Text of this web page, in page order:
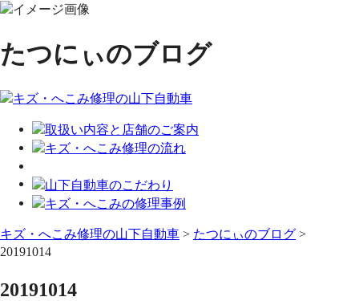
たつにぃのブログ
キズ・へこみ修理の山下自動車 > たつにぃのブログ >
20191014
20191014